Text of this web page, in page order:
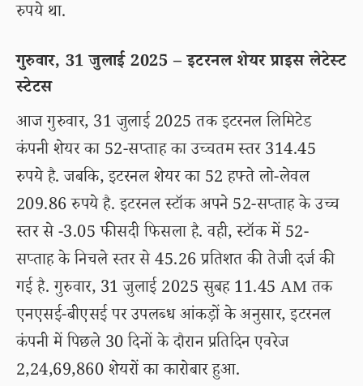
रुपये था.
गुरुवार, 31 जुलाई 2025 – इटरनल शेयर प्राइस लेटेस्ट
स्टेटस
आज गुरुवार, 31 जुलाई 2025 तक इटरनल लिमिटेड
कंपनी शेयर का 52-सप्ताह का उच्चतम स्तर 314.45
रुपये है. जबकि, इटरनल शेयर का 52 हफ्ते लो-लेवल
209.86 रुपये है. इटरनल स्टॉक अपने 52-सप्ताह के उच्च
स्तर से -3.05 फीसदी फिसला है. वही, स्टॉक में 52-
सप्ताह के निचले स्तर से 45.26 प्रतिशत की तेजी दर्ज की
गई है. गुरुवार, 31 जुलाई 2025 सुबह 11.45 AM तक
एनएसई-बीएसई पर उपलब्ध आंकड़ों के अनुसार, इटरनल
कंपनी में पिछले 30 दिनों के दौरान प्रतिदिन एवरेज
2,24,69,860 शेयरों का कारोबार हुआ.